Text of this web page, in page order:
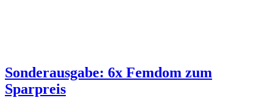
Sonderausgabe: 6x Femdom zum
Sparpreis